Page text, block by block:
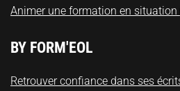
Animer une formation en
BY FORM'EOL
Retrouver confiance dans ses